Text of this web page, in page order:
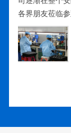
各界朋友莅临